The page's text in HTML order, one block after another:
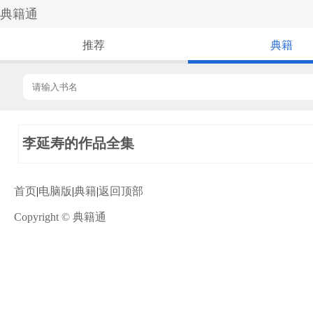
典籍通
推荐 典籍
李延寿的作品全集
首页|电脑版|典籍|返回顶部
Copyright © 典籍通